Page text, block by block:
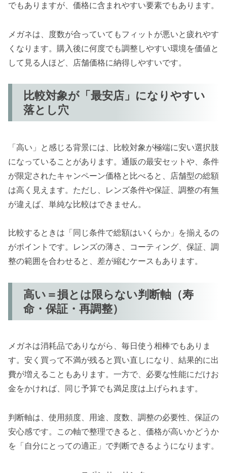
でもありますが、価格に含まれやすい要素でもあります。
メガネは、度数が合っていてもフィットが悪いと疲れやす
くなります。購入後に何度でも調整しやすい環境を価値と
して見る人ほど、店舗価格に納得しやすいです。
比較対象が「最安店」になりやすい
落とし穴
「高い」と感じる背景には、比較対象が極端に安い選択肢
になっていることがあります。通販の最安セットや、条件
が限定されたキャンペーン価格と比べると、店舗型の総額
は高く見えます。ただし、レンズ条件や保証、調整の有無
が違えば、単純な比較はできません。
比較するときは「同じ条件で総額はいくらか」を揃えるの
がポイントです。レンズの薄さ、コーティング、保証、調
整の範囲を合わせると、差が縮むケースもあります。
高い＝損とは限らない判断軸（寿
命・保証・再調整）
メガネは消耗品でありながら、毎日使う相棒でもありま
す。安く買って不満が残ると買い直しになり、結果的に出
費が増えることもあります。一方で、必要な性能にだけお
金をかければ、同じ予算でも満足度は上げられます。
判断軸は、使用頻度、用途、度数、調整の必要性、保証の
安心感です。この軸で整理できると、価格が高いかどうか
を「自分にとっての適正」で判断できるようになります。